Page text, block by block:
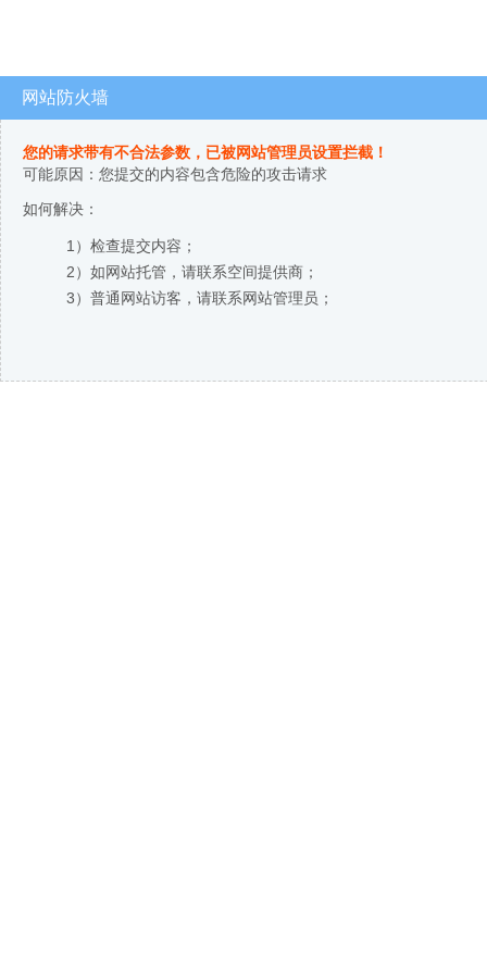
网站防火墙
您的请求带有不合法参数，已被网站管理员设置拦截！
可能原因：您提交的内容包含危险的攻击请求
如何解决：
1）检查提交内容；
2）如网站托管，请联系空间提供商；
3）普通网站访客，请联系网站管理员；